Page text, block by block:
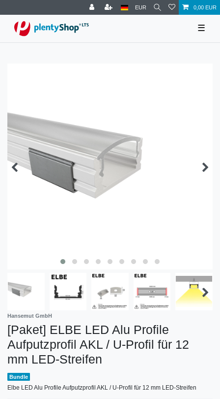
EUR 0,00 EUR
☰
Hansemut GmbH
[Paket] ELBE LED Alu Profile
Aufputzprofil AKL / U-Profil für 12
mm LED-Streifen
Bundle
Elbe LED Alu Profile Aufputzprofil AKL / U-Profil für 12 mm LED-Streifen